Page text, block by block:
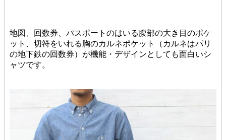
地図、回数券、パスポートのはいる腹部の大き目のポケ
ット、切符をいれる胸のカルネポケット（カルネはパリ
の地下鉄の回数券）が機能・デザインとしても面白いシ
ャツです。